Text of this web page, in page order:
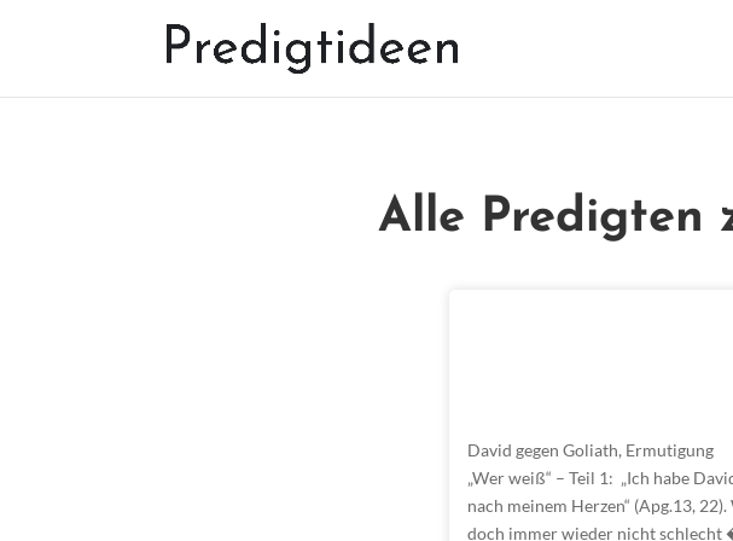
Alle Predigten
David gegen Goliath, Ermutigung
„Wer weiß“ – Teil 1: „Ich habe
nach meinem Herzen“ (Apg.13,
doch immer wieder nicht schlecht